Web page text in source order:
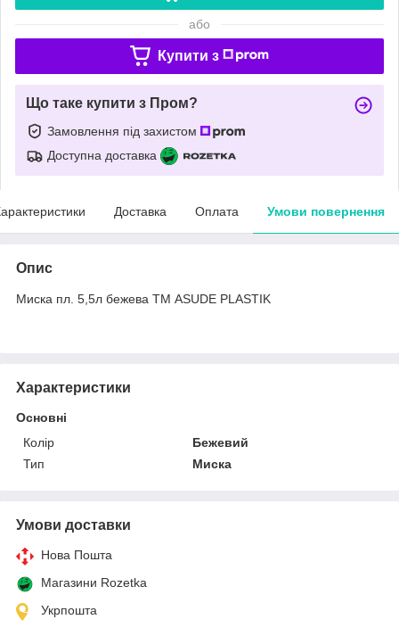
або
Купити з
Що таке купити з Пром?
Замовлення під захистом
Доступна доставка
Доставка Оплата Умови повернення
Опис
Миска пл. 5,5л бежева ТМ ASUDE PLASTIK
Характеристики
Основні
Колір
Бежевий
Тип
Миска
Умови доставки
Нова Пошта
Магазини Rozetka
Укрпошта